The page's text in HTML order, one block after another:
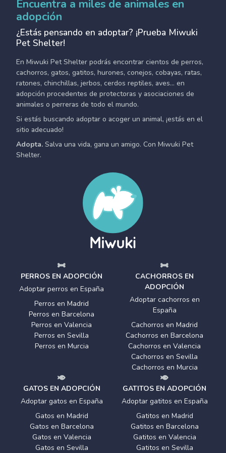
Encuentra a miles de animales en
adopción
¿Estás pensando en adoptar? ¡Prueba Miwuki
Pet Shelter!
En Miwuki Pet Shelter podrás encontrar cientos de perros,
cachorros, gatos, gatitos, hurones, conejos, cobayas, ratas,
ratones, chinchillas, jerbos, cerdos reptiles, aves... en
adopción procedentes de protectoras y asociaciones de
animales o perreras de todo el mundo.
Si estás buscando adoptar o acoger un animal, ¡estás en el
sitio adecuado!
Adopta. Salva una vida, gana un amigo. Con Miwuki Pet
Shelter.
PERROS EN ADOPCIÓN
Adoptar perros en España
Perros en Madrid
Perros en Barcelona
Perros en Valencia
Perros en Sevilla
Perros en Murcia
CACHORROS EN
ADOPCIÓN
Adoptar cachorros en
España
Cachorros en Madrid
Cachorros en Barcelona
Cachorros en Valencia
Cachorros en Sevilla
Cachorros en Murcia
GATOS EN ADOPCIÓN
Adoptar gatos en España
Gatos en Madrid
Gatos en Barcelona
Gatos en Valencia
Gatos en Sevilla
GATITOS EN ADOPCIÓN
Adoptar gatitos en España
Gatitos en Madrid
Gatitos en Barcelona
Gatitos en Valencia
Gatitos en Sevilla